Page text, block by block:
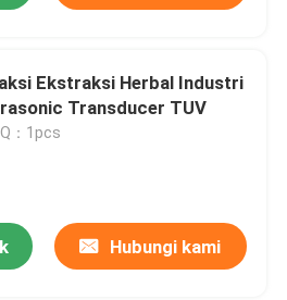
Ekstraksi Herbal Industri
Transducer TUV
：1pcs
Hubungi kami